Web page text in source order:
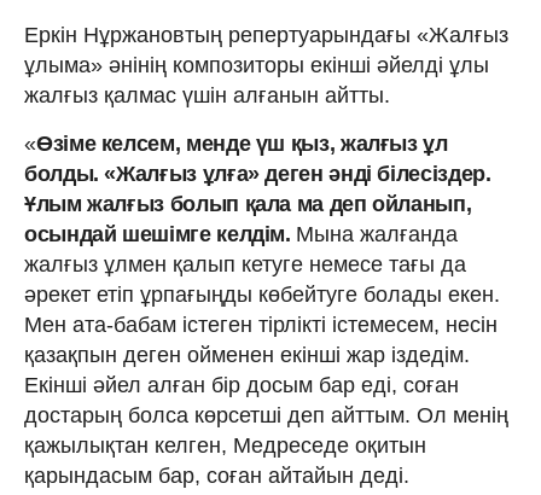
Еркін Нұржановтың репертуарындағы «Жалғыз
ұлыма» әнінің композиторы екінші әйелді ұлы
жалғыз қалмас үшін алғанын айтты.
«Өзіме келсем, менде үш қыз, жалғыз ұл
болды. «Жалғыз ұлға» деген әнді білесіздер.
Ұлым жалғыз болып қала ма деп ойланып,
осындай шешімге келдім. Мына жалғанда
жалғыз ұлмен қалып кетуге немесе тағы да
әрекет етіп ұрпағыңды көбейтуге болады екен.
Мен ата-бабам істеген тірлікті істемесем, несін
қазақпын деген ойменен екінші жар іздедім.
Екінші әйел алған бір досым бар еді, соған
достарың болса көрсетші деп айттым. Ол менің
қажылықтан келген, Медреседе оқитын
қарындасым бар, соған айтайын деді.